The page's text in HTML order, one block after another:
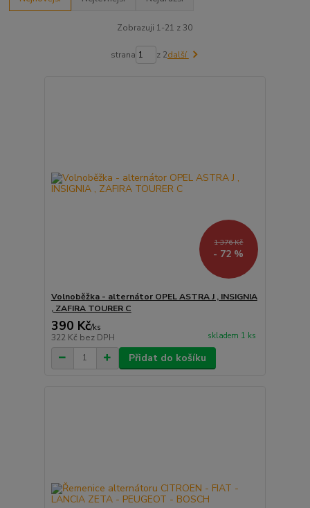
Zobrazuji 1-21 z 30
strana z 2další
1 376 Kč
- 72 %
Volnoběžka - alternátor OPEL ASTRA J , INSIGNIA
, ZAFIRA TOURER C
390 Kč/ks
322 Kč bez DPH skladem 1 ks
Přidat do košíku